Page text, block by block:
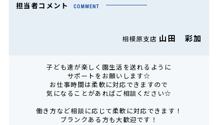
担当者コメント COMMENT
相模原支店 山田 彩加
子ども達が楽しく園生活を送れるように
サポートをお願いします☆
お仕事時間は柔軟に対応できますので
気になることがあればご相談ください☆
働き方など相談に応じて柔軟に対応できます！
ブランクある方も大歓迎です！